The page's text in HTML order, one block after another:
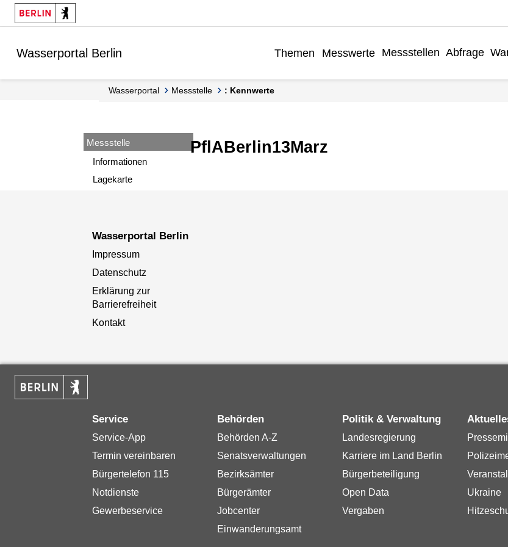
Springe zur Navigation
Springe zum Inhalt
Wasserportal Berlin Themen Messwerte Messstellen Abfrage
Wasserportal Messstelle : Kennwerte
Messstelle
Informationen
Lagekarte
PflABerlin13Marz
Wasserportal Berlin
Impressum
Datenschutz
Erklärung zur
Barrierefreiheit
Kontakt
Service
Service-App
Termin vereinbaren
Bürgertelefon 115
Notdienste
Gewerbeservice
Behörden
Behörden A-Z
Senatsverwaltungen
Bezirksämter
Bürgerämter
Jobcenter
Einwanderungsamt
Politik & Verwaltung
Landesregierung
Karriere im Land Berlin
Bürgerbeteiligung
Open Data
Vergaben
Ukraine